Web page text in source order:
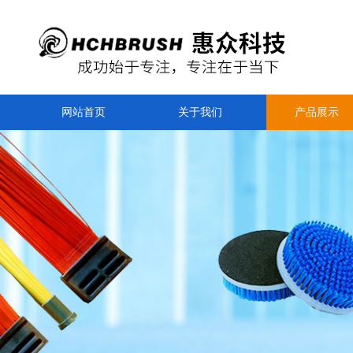
网站首页 关于我们 产品展示